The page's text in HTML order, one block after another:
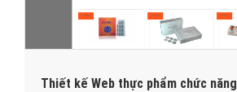
Thiết kế Web thực phẩm chức năng